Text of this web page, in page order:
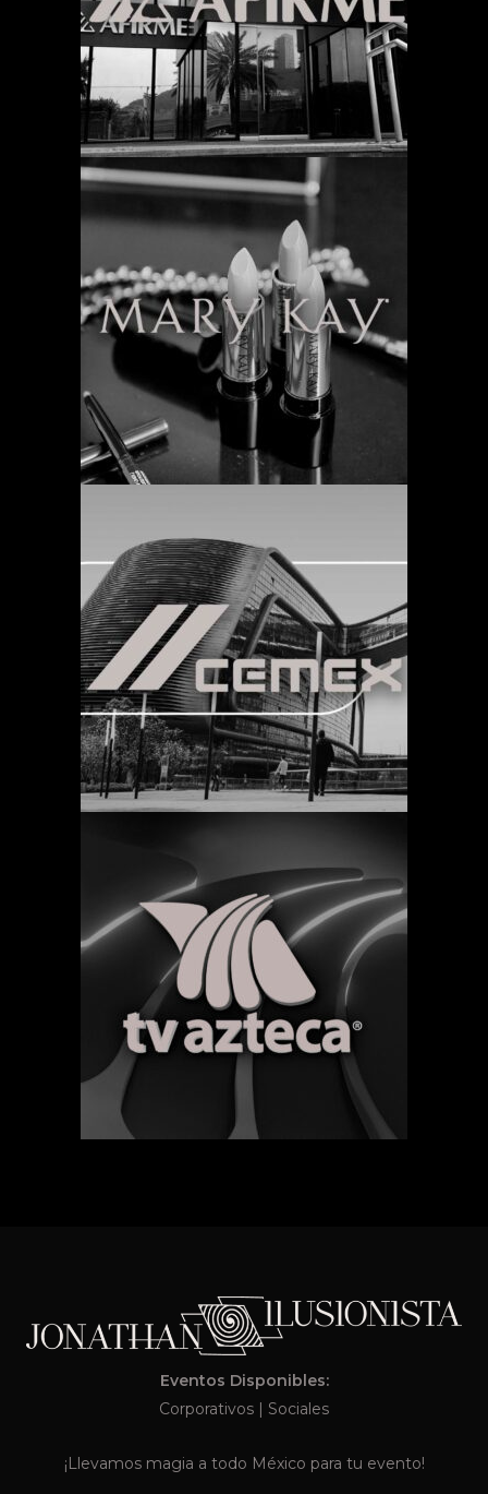
Eventos Disponibles:
Corporativos | Sociales
¡Llevamos magia a todo México para tu evento!